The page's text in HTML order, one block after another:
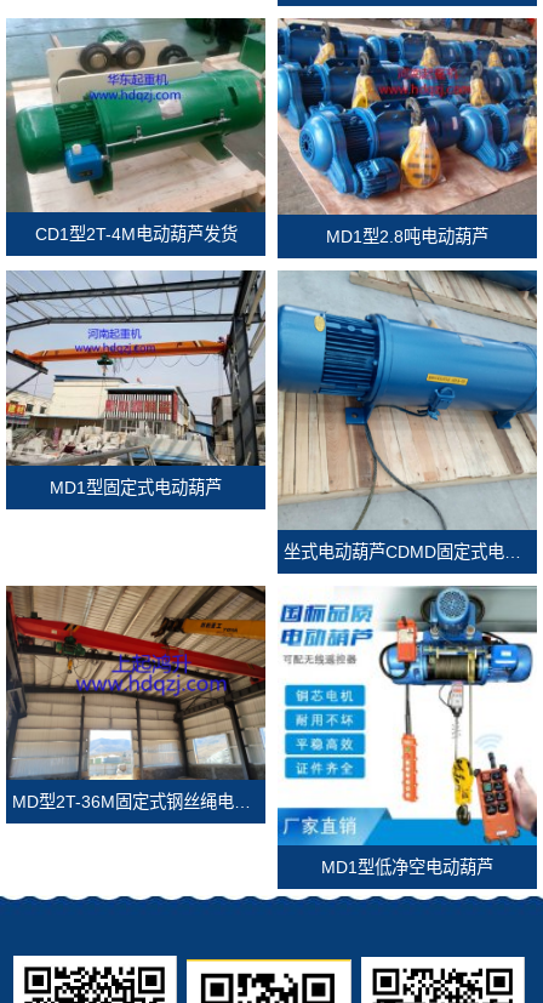
CD1型2T-4M电动葫芦发货 MD1型2.8吨电动葫芦
MD1型固定式电动葫芦
坐式电动葫芦CDMD固定式电动葫芦
MD1型低净空电动葫芦